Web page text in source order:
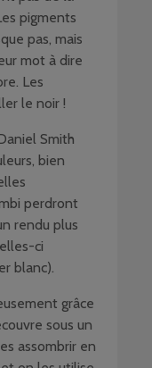
pigments
pas, mais
mot à dire
Les
le noir !
Smith
bien
perdront
rendu plus
ci
blanc).
grâce
sous un
assombrir en